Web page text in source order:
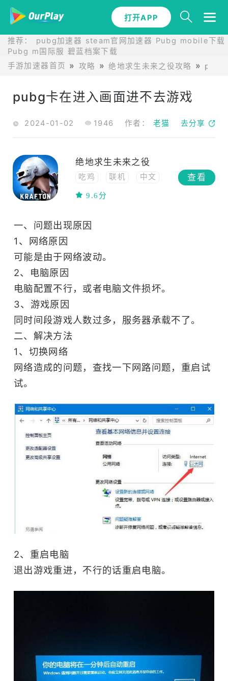
打开APP
推荐： pubg加速器 steam官网加速器 Pubg mobile下载
Pubg m国际服 碧蓝档案下载
手游加速器首页
攻略 绝地求生未来之役攻略 pubg
pubg卡在进入画面进不去游戏
2024-01-02 1946 作者： 老猫 去分享
绝地求生未来之役
吃鸡 联机
中文
动作
9.6分
查看
一、问题出现原因
1、网络原因
可能是由于网络波动。
2、电脑原因
电脑配置不行，或者电脑文件损坏。
3、游戏原因
同时间段游戏人数过多，服务器承载不了。
二、解决方法
1、切换网络
网络造成的问题，查找一下网路问题，重启试
试。
2、重启电脑
退出游戏重进，不行的话重启电脑。